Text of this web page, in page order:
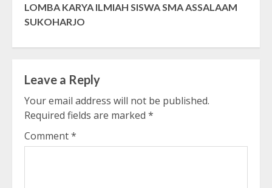
LOMBA KARYA ILMIAH SISWA SMA ASSALAAM
SUKOHARJO
Leave a Reply
Your email address will not be published.
Required fields are marked *
Comment*